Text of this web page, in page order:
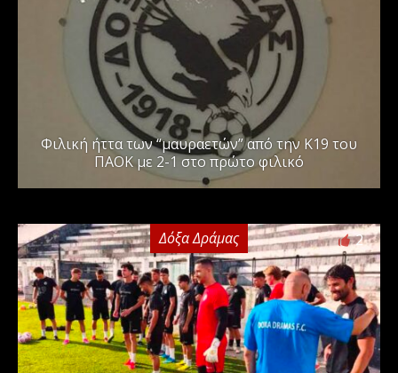
Φιλική ήττα των “μαυραετών” από την Κ19 του
ΠΑΟΚ με 2-1 στο πρώτο φιλικό
Δόξα Δράμας 2